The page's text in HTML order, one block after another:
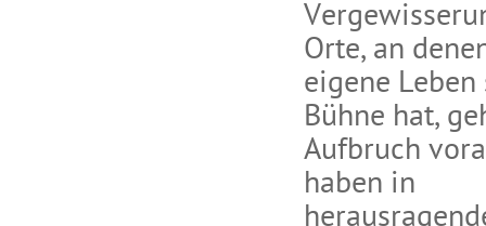
Orte, an
eigene Leben
Bühne hat,
Aufbruch
haben in